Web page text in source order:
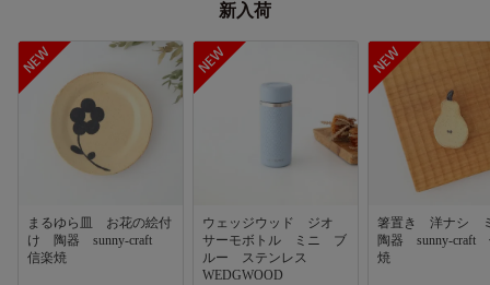
新入荷
まるゆら皿 お花の絵付
け 陶器 sunny-craft
信楽焼
ウェッジウッド ジオ
サーモボトル ミニ ブ
ルー ステンレス
WEDGWOOD
箸置き 洋ナシ
陶器 sunny-craft
焼